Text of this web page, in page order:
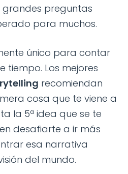
grandes preguntas
para muchos.
único para contar
Los mejores
recomiendan
cosa que te viene a
la 5ª idea que se te
desafiarte a ir más
esa narrativa
del mundo.